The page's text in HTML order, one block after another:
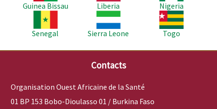
Guinea Bissau
Liberia
Nigeria
Senegal
Image
Sierra Leone
Image
Togo
Contacts
Organisation Ouest Africaine de la Santé
01 BP 153 Bobo-Dioulasso 01 / Burkina Faso